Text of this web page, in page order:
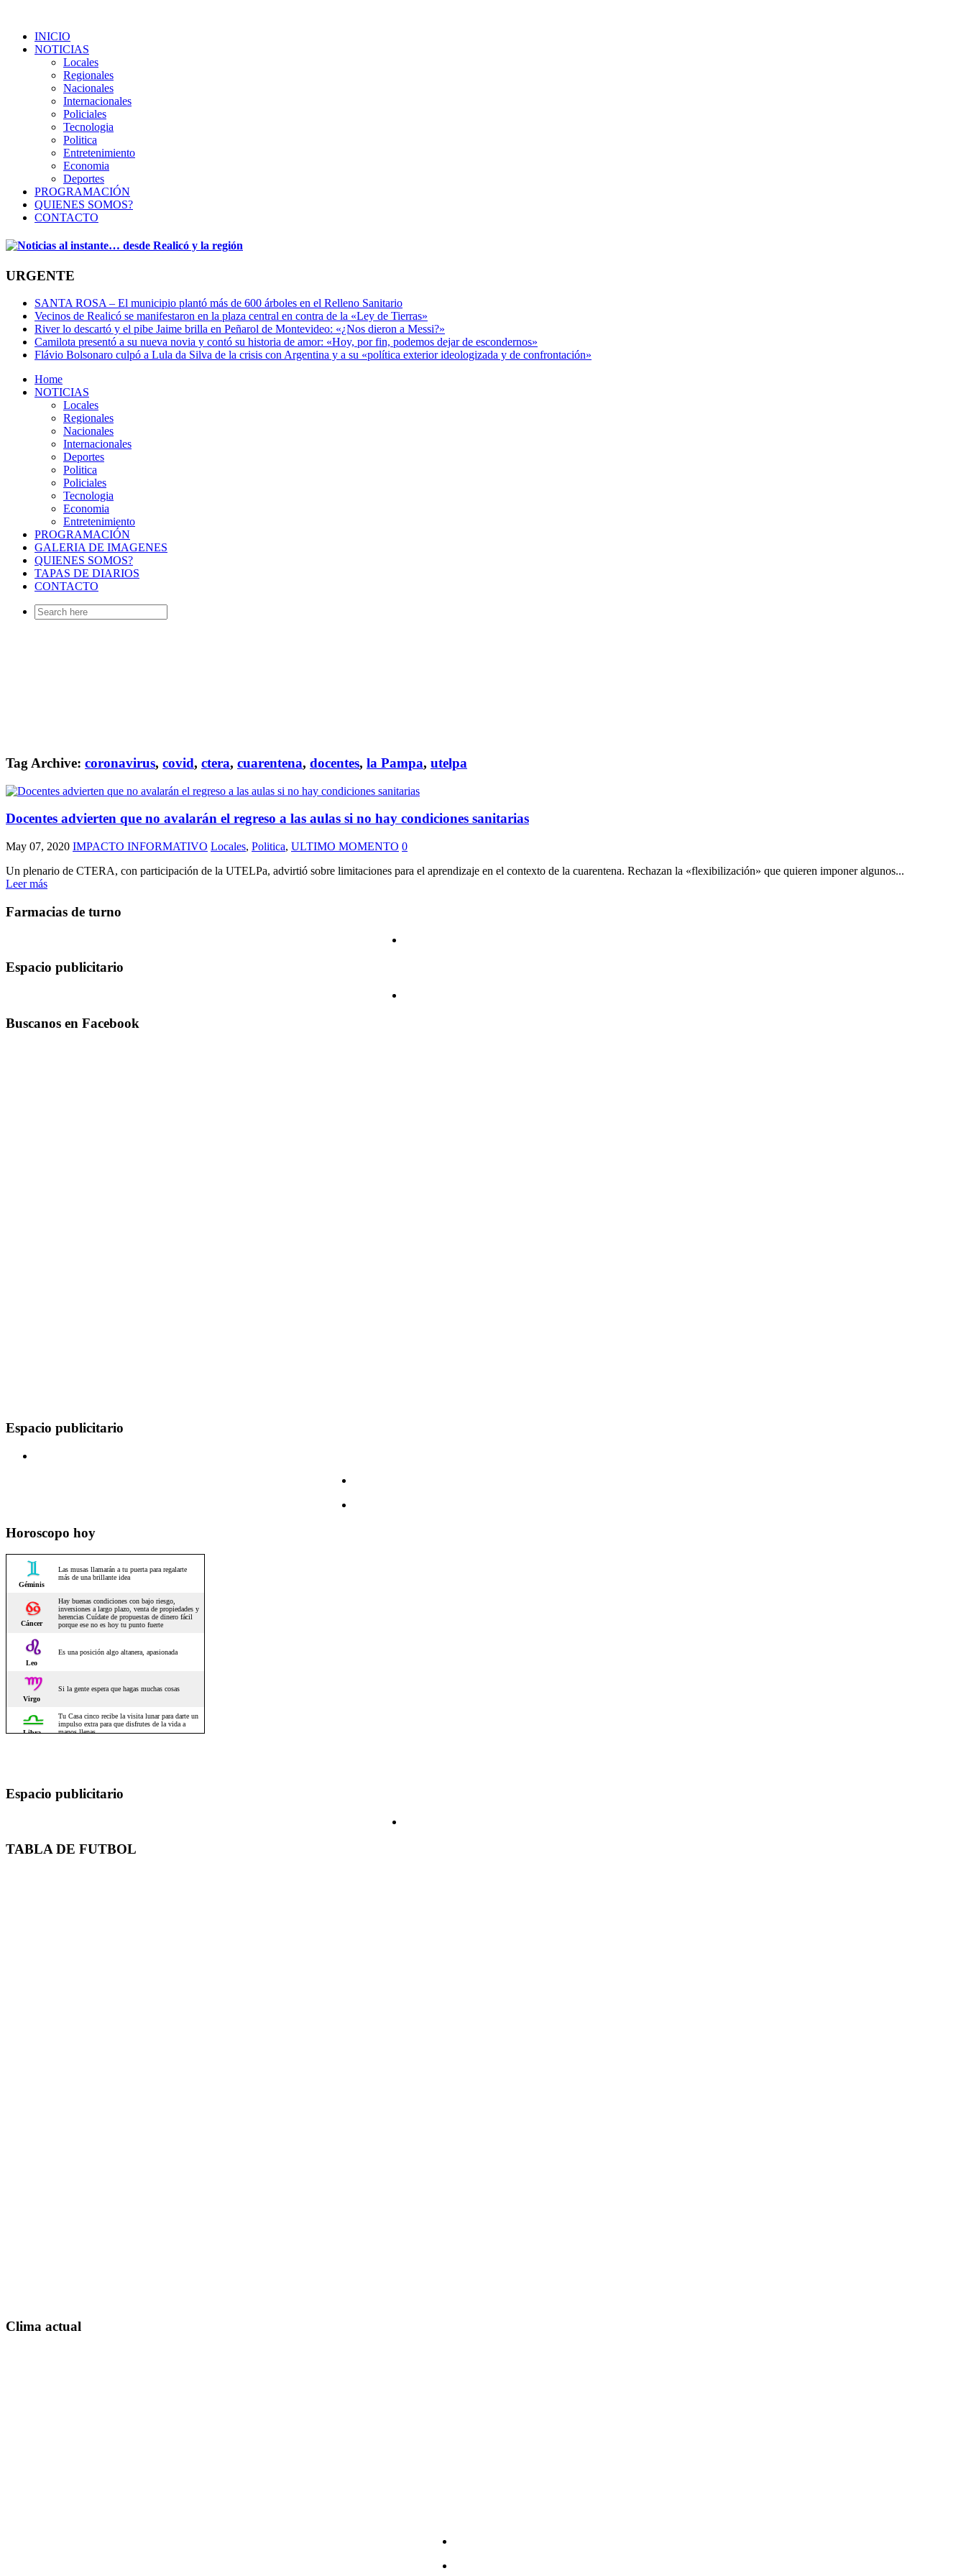
INICIO
NOTICIAS
Locales
Regionales
Nacionales
Internacionales
Policiales
Tecnologia
Politica
Entretenimiento
Economia
Deportes
PROGRAMACIÓN
QUIENES SOMOS?
CONTACTO
URGENTE
SANTA ROSA – El municipio plantó más de 600 árboles en el Relleno Sanitario
Vecinos de Realicó se manifestaron en la plaza central en contra de la «Ley de Tierras»
River lo descartó y el pibe Jaime brilla en Peñarol de Montevideo: «¿Nos dieron a Messi?»
Camilota presentó a su nueva novia y contó su historia de amor: «Hoy, por fin, podemos dejar de escondernos»
Flávio Bolsonaro culpó a Lula da Silva de la crisis con Argentina y a su «política exterior ideologizada y de confrontación»
Home
NOTICIAS
Locales
Regionales
Nacionales
Internacionales
Deportes
Politica
Policiales
Tecnologia
Economia
Entretenimiento
PROGRAMACIÓN
GALERIA DE IMAGENES
QUIENES SOMOS?
TAPAS DE DIARIOS
CONTACTO
Search
for:
Tag Archive: coronavirus, covid, ctera, cuarentena, docentes, la Pampa, utelpa
Docentes advierten que no avalarán el regreso a las aulas si no hay condiciones sanitarias
May 07, 2020 IMPACTO INFORMATIVO Locales, Politica, ULTIMO MOMENTO 0
Un plenario de CTERA, con participación de la UTELPa, advirtió sobre limitaciones para el aprendizaje en el contexto de la cuarentena. Rechazan la «flexibilización» que quieren imponer algunos...
Leer más
Farmacias de turno
Espacio publicitario
Buscanos en Facebook
Espacio publicitario
Horoscopo hoy
Espacio publicitario
TABLA DE FUTBOL
Clima actual